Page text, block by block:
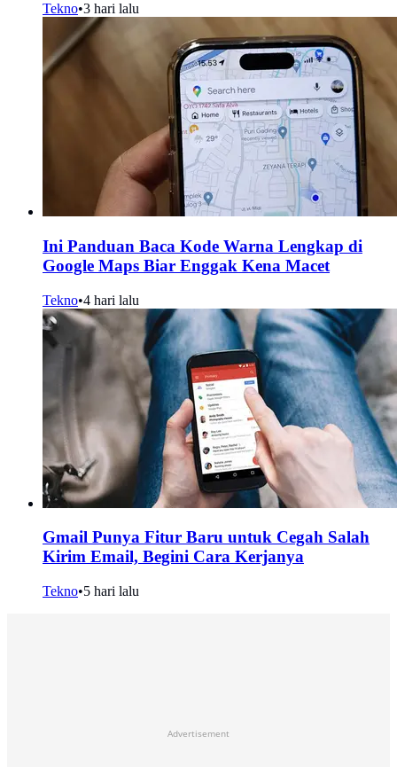
Tekno•3 hari lalu
Ini Panduan Baca Kode Warna Lengkap di
Google Maps Biar Enggak Kena Macet
Tekno•4 hari lalu
Gmail Punya Fitur Baru untuk Cegah Salah
Kirim Email, Begini Cara Kerjanya
Tekno•5 hari lalu
Advertisement